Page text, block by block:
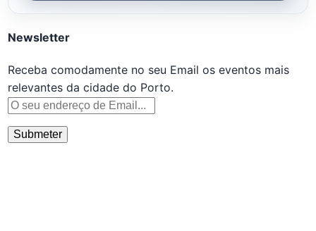
Newsletter
Receba comodamente no seu Email os eventos mais
relevantes da cidade do Porto.